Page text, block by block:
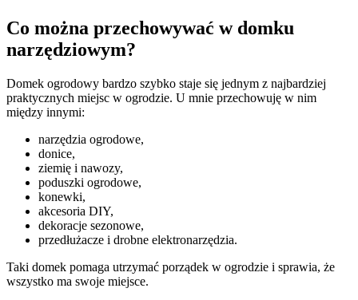
Co można przechowywać w domku
narzędziowym?
Domek ogrodowy bardzo szybko staje się jednym z najbardziej
praktycznych miejsc w ogrodzie. U mnie przechowuję w nim
między innymi:
narzędzia ogrodowe,
donice,
ziemię i nawozy,
poduszki ogrodowe,
konewki,
akcesoria DIY,
dekoracje sezonowe,
przedłużacze i drobne elektronarzędzia.
Taki domek pomaga utrzymać porządek w ogrodzie i sprawia, że
wszystko ma swoje miejsce.